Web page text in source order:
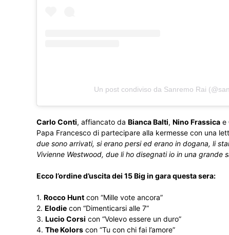
Un post condiviso da Sanremo Rai
Carlo Conti, affiancato da Bianca Balti, Nino Frassica e
Papa Francesco di partecipare alla kermesse con una
due sono arrivati, si erano persi ed erano in dogana, li
Vivienne Westwood, due li ho disegnati io in una grande
Ecco l’ordine d’uscita dei 15 Big in gara questa sera:
1. Rocco Hunt con “Mille vote ancora”
2. Elodie con “Dimenticarsi alle 7”
3. Lucio Corsi con “Volevo essere un duro”
4. The Kolors con “Tu con chi fai l’amore”